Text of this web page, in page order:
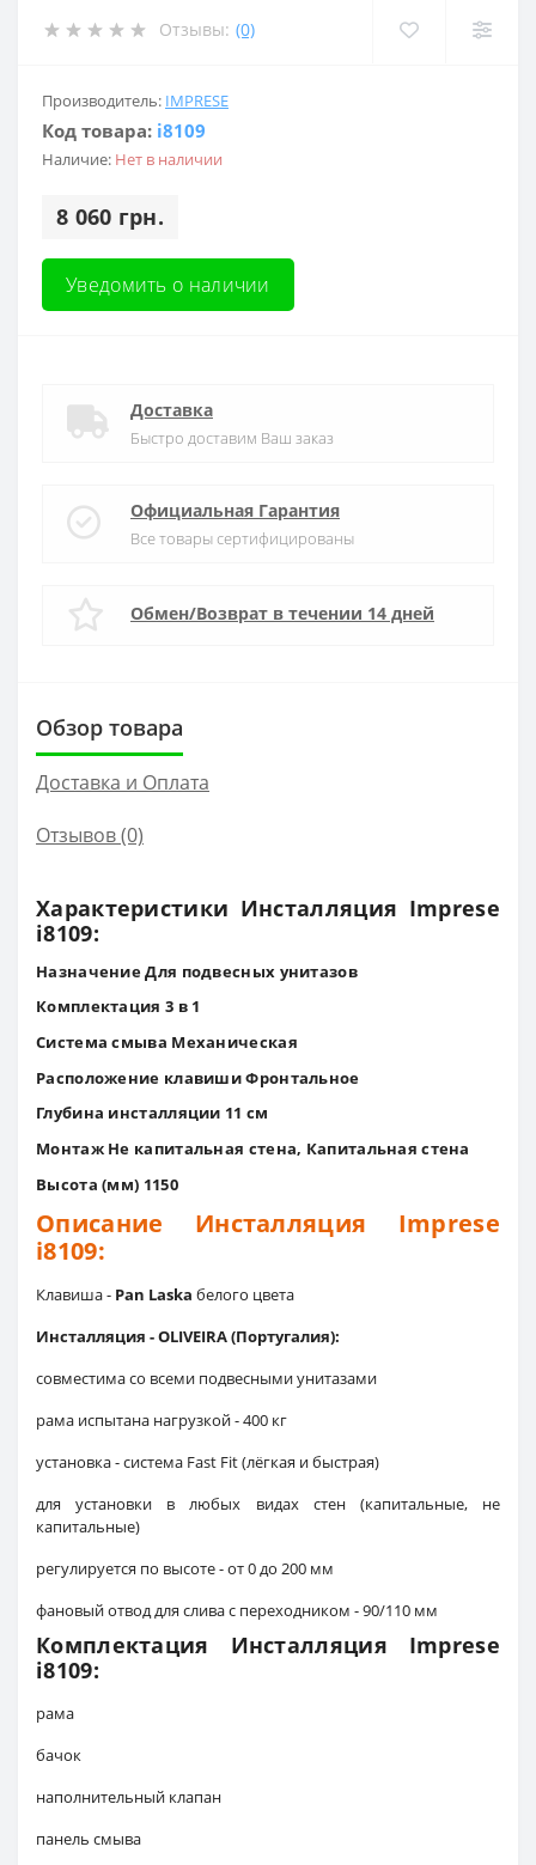
Отзывы: (0)
Производитель: IMPRESE
Код товара: i8109
Наличие: Нет в наличии
8 060 грн.
Уведомить о наличии
Доставка
Быстро доставим Ваш заказ
Официальная Гарантия
Все товары сертифицированы
Обмен/Возврат в течении 14 дней
Обзор товара
Доставка и Оплата
Отзывов (0)
Характеристики Инсталляция Imprese
i8109:
Назначение Для подвесных унитазов
Комплектация 3 в 1
Система смыва Механическая
Расположение клавиши Фронтальное
Глубина инсталляции 11 см
Монтаж Не капитальная стена, Капитальная стена
Высота (мм) 1150
Описание Инсталляция Imprese
i8109:
Клавиша - Pan Laska белого цвета
Инсталляция - OLIVEIRA (Португалия):
совместима со всеми подвесными унитазами
рама испытана нагрузкой - 400 кг
установка - система Fast Fit (лёгкая и быстрая)
для установки в любых видах стен (капитальные, не
капитальные)
регулируется по высоте - от 0 до 200 мм
фановый отвод для слива с переходником - 90/110 мм
Комплектация Инсталляция Imprese
i8109:
рама
бачок
наполнительный клапан
панель смыва